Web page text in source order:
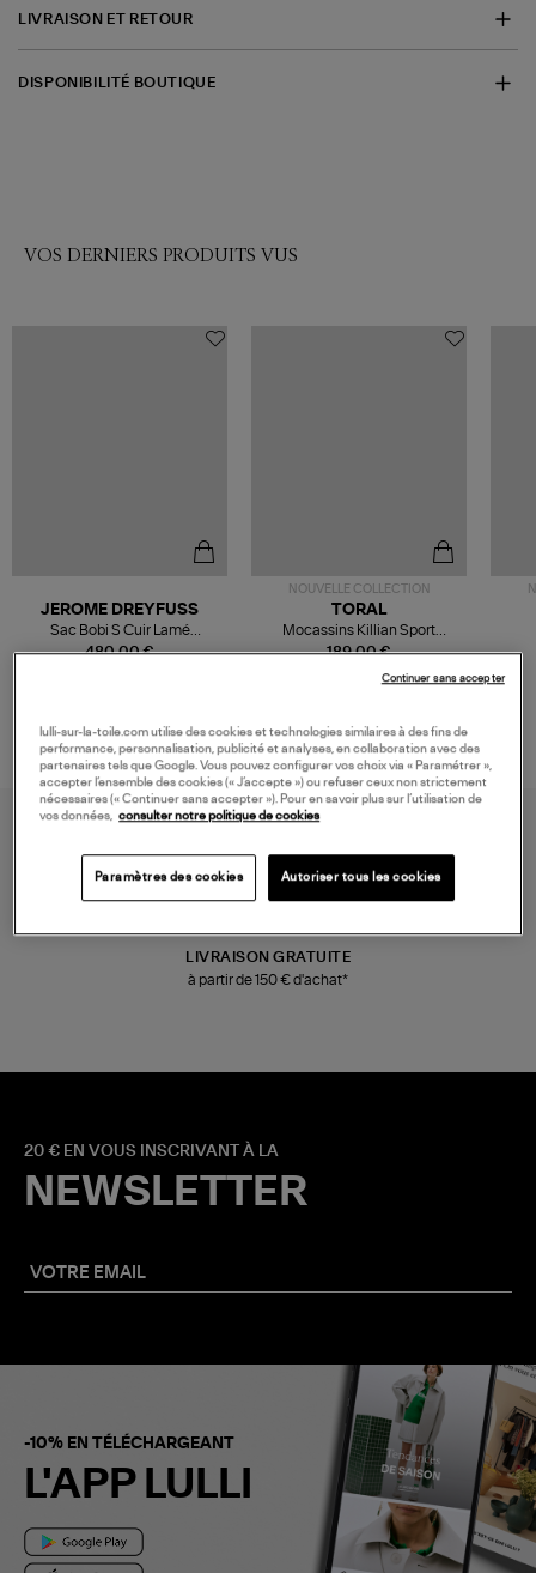
LIVRAISON ET RETOUR
DISPONIBILITÉ BOUTIQUE
VOS DERNIERS PRODUITS VUS
480,00 €
JEROME DREYFUSS
Sac Bobi S Cuir Lamé
Champagne
NOUVELLE COLLECTION
189,00 €
TORAL
Mocassins Killian Sport
Mousse
LIVRAISON GRATUITE
à partir de 150 € d'achat*
20 € EN VOUS INSCRIVANT À LA
NEWSLETTER
-10% EN TÉLÉCHARGEANT
L'APP LULLI
lulli-sur-la-toile.com utilise des cookies et technologies similaires à des fins de
performance, personnalisation, publicité et analyses, en collaboration avec des
partenaires tels que Google. Vous pouvez configurer vos choix via « Paramétrer »,
accepter l’ensemble des cookies (« J’accepte ») ou refuser ceux non strictement
nécessaires (« Continuer sans accepter »). Pour en savoir plus sur l’utilisation de
vos données, consulter notre politique de cookies
Paramètres des cookies Autoriser tous les cookies
Continuer sans accepter